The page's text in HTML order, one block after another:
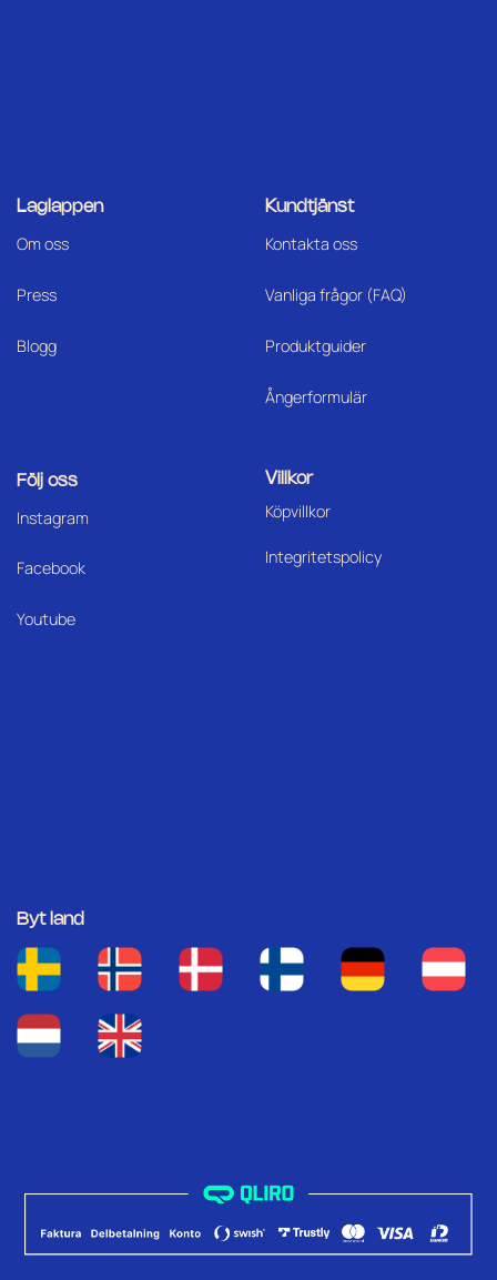
Laglappen
Om oss
Press
Blogg
Kundtjänst
Kontakta oss
Vanliga frågor (FAQ)
Produktguider
Ångerformulär
Följ oss
Instagram
Facebook
Youtube
Villkor
Köpvillkor
Integritetspolicy
Byt land